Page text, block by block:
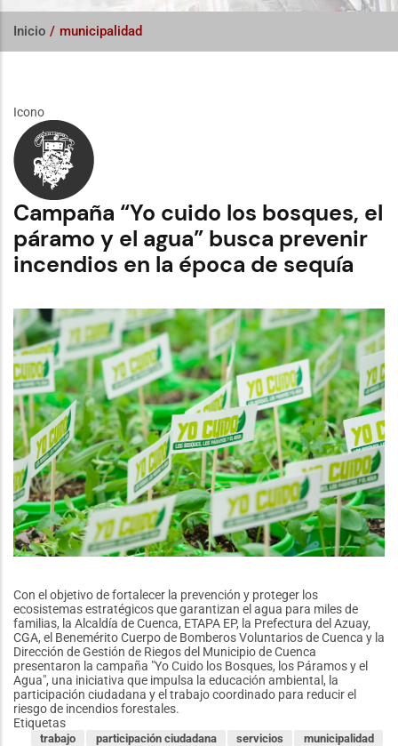
Inicio / municipalidad
Icono
Campaña “Yo cuido los bosques, el
páramo y el agua” busca prevenir
incendios en la época de sequía
Con el objetivo de fortalecer la prevención y proteger los
ecosistemas estratégicos que garantizan el agua para miles de
familias, la Alcaldía de Cuenca, ETAPA EP, la Prefectura del Azuay,
CGA, el Benemérito Cuerpo de Bomberos Voluntarios de Cuenca y la
Dirección de Gestión de Riegos del Municipio de Cuenca
presentaron la campaña "Yo Cuido los Bosques, los Páramos y el
Agua", una iniciativa que impulsa la educación ambiental, la
participación ciudadana y el trabajo coordinado para reducir el
riesgo de incendios forestales.
Etiquetas
municipalidad
servicios
participación ciudadana
trabajo